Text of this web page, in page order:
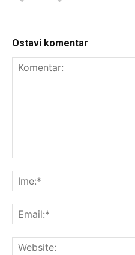
Ostavi komentar